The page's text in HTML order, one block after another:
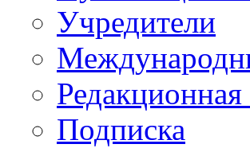
Учредители
Редакционная
Подписка